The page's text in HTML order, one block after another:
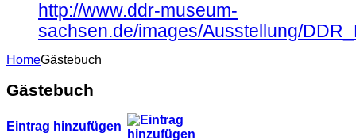
http://www.ddr-museum-
sachsen.de/images/Ausstellung/
HomeGästebuch
Gästebuch
Eintrag hinzufügen